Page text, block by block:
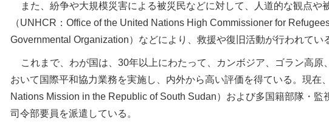
また、紛争や大規模災害による被災民などに対して、人道的な観点
（UNHCR：Office of the United Nations High Commissioner for
Governmental Organization）などにより、救援や復旧活動が行われてい
これまで、わが国は、30年以上にわたって、カンボジア、ゴラン高
おいて国際平和協力業務を実施し、内外から高い評価を得ている。現
Nations Mission in the Republic of South Sudan）および多国籍部隊・
司令部要員を派遣している。